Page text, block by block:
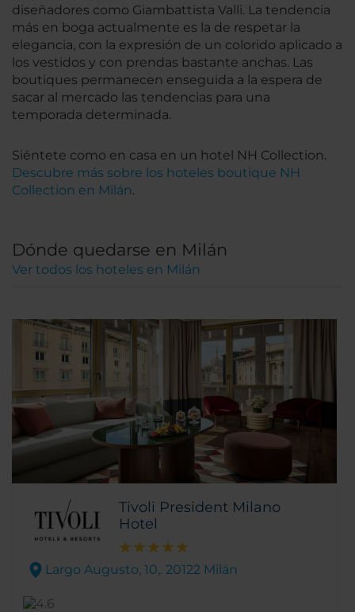
diseñadores como Giambattista Valli. La tendencia
más en boga actualmente es la de respetar la
elegancia, con la expresión de un colorido aplicado a
los vestidos y con prendas bastante anchas. Las
boutiques permanecen enseguida a la espera de
sacar al mercado las tendencias para una
temporada determinada.
Siéntete como en casa en un hotel NH Collection.
Descubre más sobre los hoteles boutique NH
Collection en Milán.
Dónde quedarse en Milán
Ver todos los hoteles en Milán
Tivoli President Milano
Hotel
Largo Augusto, 10,. 20122 Milán